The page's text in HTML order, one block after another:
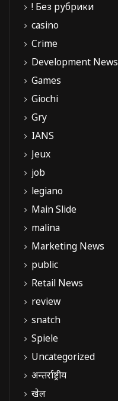
! Без рубрики
casino
Crime
Development News
Games
Giochi
Gry
IANS
Jeux
job
legiano
Main Slide
malina
Marketing News
public
Retail News
review
snatch
Spiele
Uncategorized
अन्तर्राष्ट्रीय
खेल